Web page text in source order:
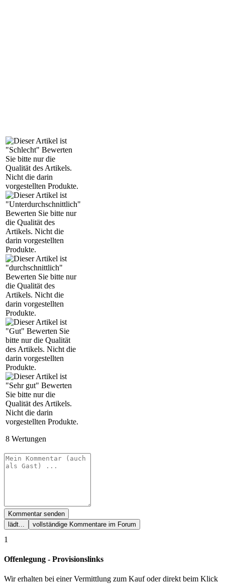
8 Wertungen
Kommentar senden
lädt...
vollständige Kommentare im Forum
1
Offenlegung - Provisionslinks
Wir erhalten bei einer Vermittlung zum Kauf oder direkt beim Klick